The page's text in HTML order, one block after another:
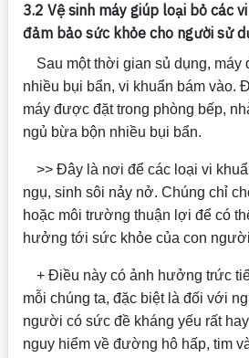
3.2 Vệ sinh máy giúp loại bỏ các
đảm bảo sức khỏe cho người sử
Sau một thời gian sủ dụng, máy
nhiều bụi bẩn, vi khuẩn bám vào.
máy được đặt trong phòng bếp,
ngủ bừa bộn nhiều bụi bẩn.
>> Đây là nơi để các loại vi
ngụ, sinh sôi nảy nở. Chúng chỉ
hoặc môi trường thuận lợi để có
hưởng tới sức khỏe của con
+ Điều này có ảnh hưởng trức
mỗi chúng ta, đặc biệt là đối với
người có sức đề kháng yếu rất
nguy hiểm về đường hô hấp, tim